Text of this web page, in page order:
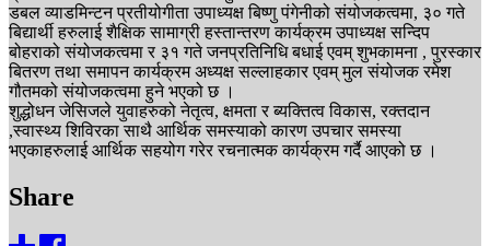
डबल व्याडमिन्टन प्रतीयोगीता उपाध्यक्ष बिष्णु पंगेनीको संयोजकत्वमा, ३० गते
बिद्यार्थी हरुलाई शैक्षिक सामाग्री हस्तान्तरण कार्यक्रम उपाध्यक्ष सन्दिप
बोहराको संयोजकत्वमा र ३१ गते जनप्रतिनिधि बधाई एवम् शुभकामना , पुरस्कार
बितरण तथा समापन कार्यक्रम अध्यक्ष सल्लाहकार एवम् मुल संयोजक रमेश
गौतमको संयोजकत्वमा हुने भएको छ ।
शुद्धोधन जेसिजले युवाहरुको नेतृत्व, क्षमता र ब्यक्तित्व विकास, रक्तदान
,स्वास्थ्य शिविरका साथै आर्थिक समस्याको कारण उपचार समस्या
भएकाहरुलाई आर्थिक सहयोग गरेर रचनात्मक कार्यक्रम गर्दै आएको छ ।
Share